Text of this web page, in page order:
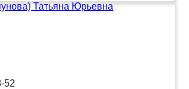
Татьяна Юрьевна
52